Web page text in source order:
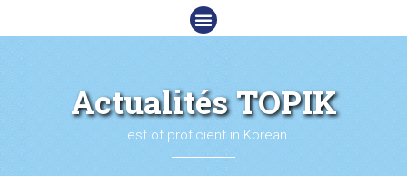
Actualités TOPIK
Test of proficient in Korean